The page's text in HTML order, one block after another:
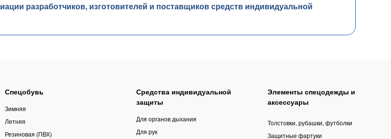
разработчиков, изготовителей и поставщиков средств индивидуальной
Спецобувь
Зимняя
Летняя
Резиновая (ПВХ)
Средства индивидуальной
защиты
Для органов дыхания
Для рук
Элементы спецодежды и
аксессуары
Толстовки, рубашки, футболки
Защитные фартуки